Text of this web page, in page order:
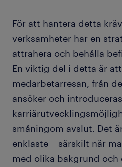
För att hantera detta
verksamheter har en
attrahera och behålla
En viktig del i detta är
medarbetarresan, från
ansöker och
småningom avslut. Det
enklaste – särskilt när
med olika bakgrund och